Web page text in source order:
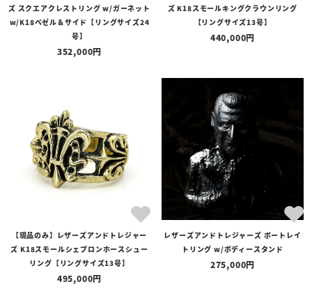
ズ スクエアクレストリング w/ガーネット
w/K18ベゼル＆サイド【リングサイズ24
号】
352,000
ズ K18スモールキングクラウンリング
【リングサイズ13号】
440,000
【現品のみ】レザーズアンドトレジャー
ズ K18スモールシェブロンホースシュー
リング【リングサイズ13号】
495,000
レザーズアンドトレジャーズ ポートレイ
トリング w/ボディースタンド
275,000